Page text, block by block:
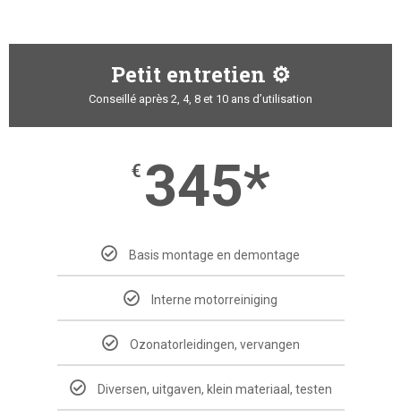
Petit entretien ​⚙️
Conseillé après 2, 4, 8 et 10 ans d’utilisation
€ 345*
Basis montage en demontage
Interne motorreiniging
Ozonatorleidingen, vervangen
Diversen, uitgaven, klein materiaal, testen